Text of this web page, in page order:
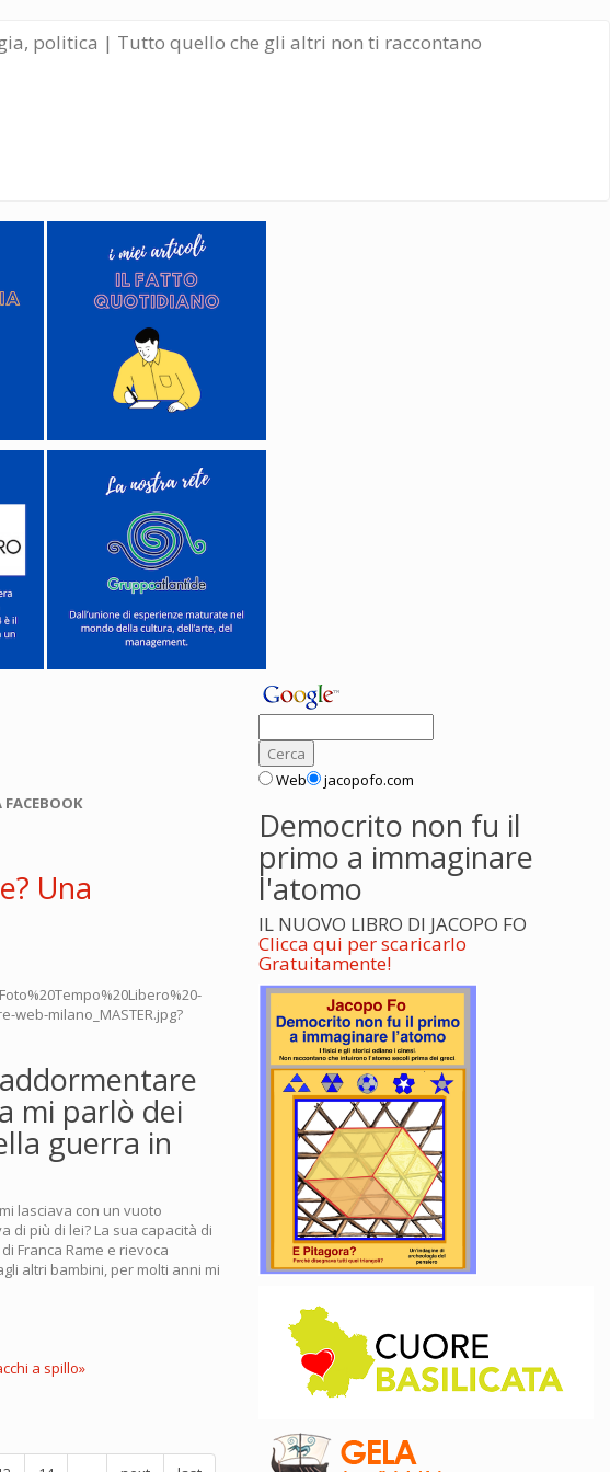
politica | Tutto quello che gli altri non ti raccontano
Una
mi parlò dei
guerra in
lasciava con un vuoto
di più di lei? La sua capacità di
Franca Rame e rievoca
altri bambini, per molti anni mi
a spillo»
Web jacopofo.com
Democrito non fu il
primo a immaginare
l'atomo
IL NUOVO LIBRO DI JACOPO FO
Clicca qui per scaricarlo
Gratuitamente!